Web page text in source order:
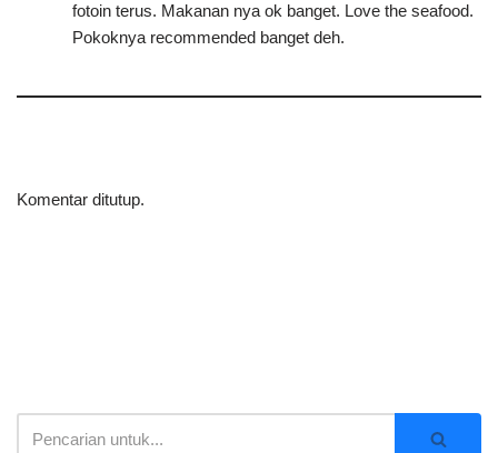
fotoin terus. Makanan nya ok banget. Love the seafood.
Pokoknya recommended banget deh.
Komentar ditutup.